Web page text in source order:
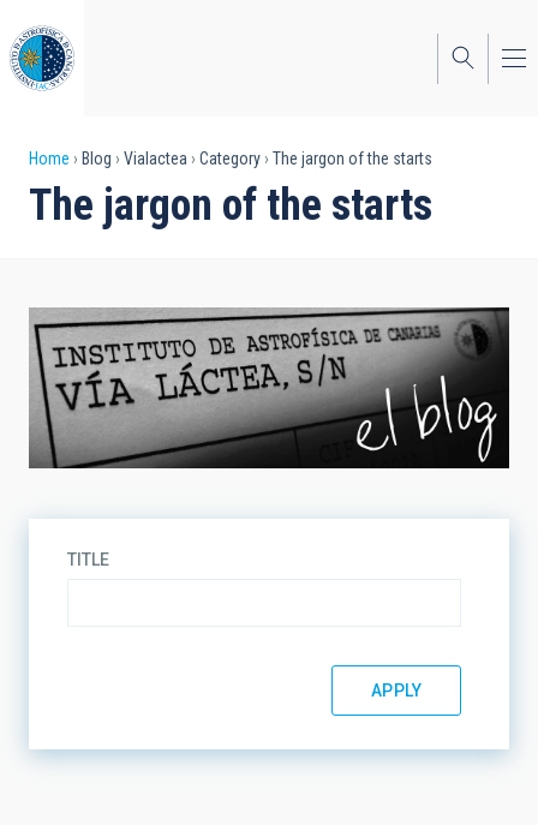
to
main
content
Breadcrumb
Home Blog Vialactea Category The jargon of the starts
The jargon of the starts
TITLE